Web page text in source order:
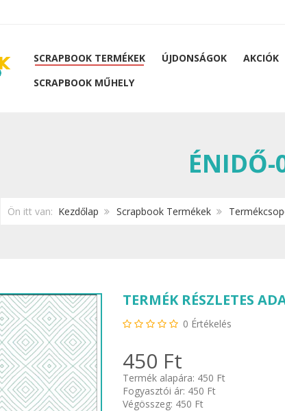
SCRAPBOOK TERMÉKEK ÚJDONSÁGOK AKCIÓK
SCRAPBOOK MŰHELY
ÉNIDŐ-
Ön itt van: Kezdőlap Scrapbook Termékek
TERMÉK RÉSZLETES
0 Értékelés
450 Ft
Termék alapára: 450 Ft
Fogyasztói ár: 450 Ft
Végösszeg: 450 Ft